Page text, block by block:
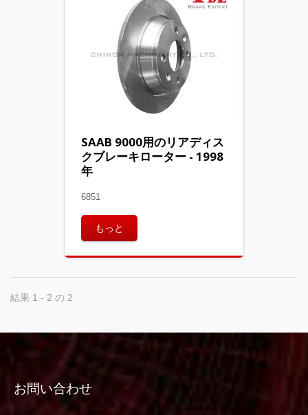
SAAB 9000用のリアディス
クブレーキローター - 1998
年
6851
もっと
結果 1 - 2 の 2
お問い合わせ